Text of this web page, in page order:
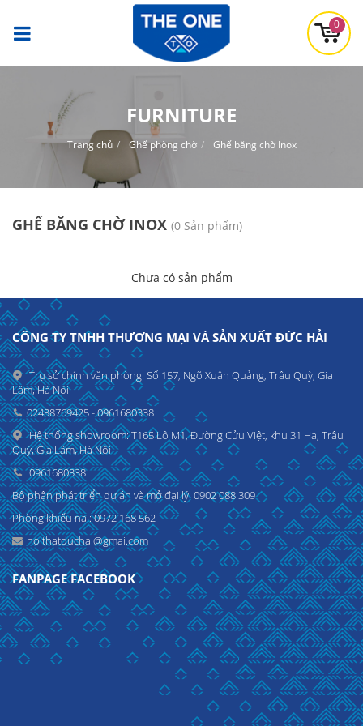
0
FURNITURE
Trang chủ Ghế phòng chờ Ghế băng chờ Inox
GHẾ BĂNG CHỜ INOX (0 Sản phẩm)
Chưa có sản phẩm
CÔNG TY TNHH THƯƠNG MẠI VÀ SẢN XUẤT ĐỨC HẢI
Trụ sở chính văn phòng: Số 157, Ngõ Xuân Quảng, Trâu Quỳ, Gia
Lâm, Hà Nội
02438769425 - 0961680338
Hệ thống showroom: T165 Lô M1, Đường Cửu Việt, khu 31 Ha, Trâu
Quỳ, Gia Lâm, Hà Nội
0961680338
Bộ phận phát triển dự án và mở đại lý: 0902 088 309
Phòng khiếu nại: 0972 168 562
noithatduchai@gmai.com
FANPAGE FACEBOOK